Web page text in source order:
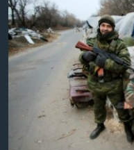
ຊີວິດຊາວລາວ
ຊຸມຊົນຊາວລາວ
ວິທະຍາສາດ-ເທັກໂນໂລຈີ
ພາສາອັງກິດ
ວີດີໂອ